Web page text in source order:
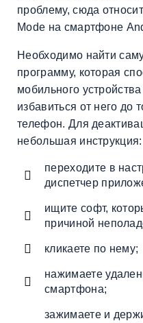
проблему, сюда
Mode на смартфоне
Необходимо найти
программу, которая
мобильного
избавиться от него до
телефон. Для
небольшая инструкция:
переходите в
диспетчер
ищите софт,
причиной
кликаете по нему;
нажимаете
смартфона;
зажимаете и